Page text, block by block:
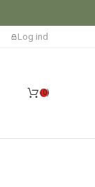
Log ind
0